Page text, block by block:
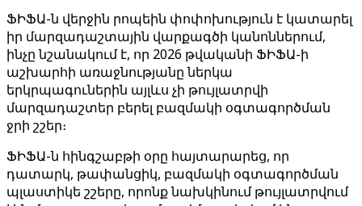
ՖԻՖԱ-ն վերջին րոպեին փոփոխություն է կատարել
իր մարզադաշտային վարքագծի կանոններում,
ինչը նշանակում է, որ 2026 թվականի ՖԻՖԱ-ի
աշխարհի առաջնությանը ներկա
երկրպագուներին այլևս չի թույլատրվի
մարզադաշտեր բերել բազմակի օգտագործման
ջրի շշեր։
ՖԻՖԱ-ն հինգշաբթի օրը հայտարարեց, որ
դատարկ, թափանցիկ, բազմակի օգտագործման
պլաստիկե շշերը, որոնք նախկինում թույլատրվում